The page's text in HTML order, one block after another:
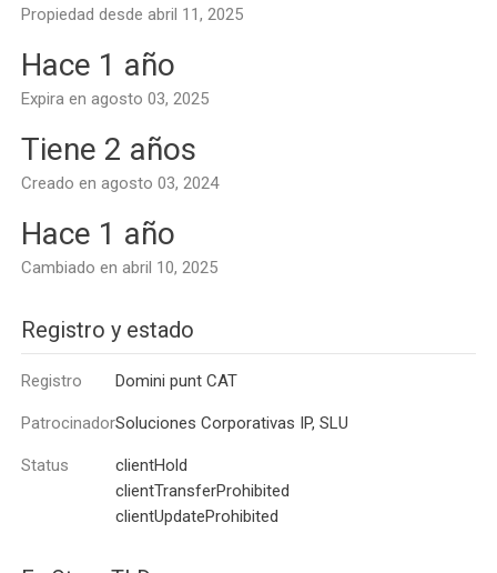
Propiedad desde abril 11, 2025
Hace 1 año
Expira en agosto 03, 2025
Tiene 2 años
Creado en agosto 03, 2024
Hace 1 año
Cambiado en abril 10, 2025
Registro y estado
Registro Domini punt CAT
PatrocinadorSoluciones Corporativas IP, SLU
Status
clientHold
clientTransferProhibited
clientUpdateProhibited